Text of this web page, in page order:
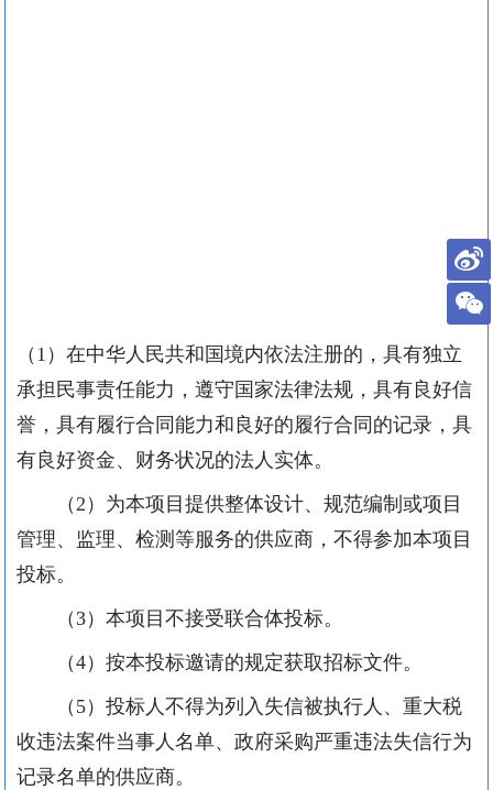
（ 1 ）在中华人民共和国境内依法注册的，具有独立
承担民事责任能力，遵守国家法律法规，具有良好信
誉，具有履行合同能力和良好的履行合同的记录，具
有良好资金、财务状况的法人实体。
（2 ）为本项目提供整体设计、规范编制或项目
管理、监理、检测等服务的供应商，不得参加本项目
投标。
（3）本项目不接受联合体投标。
（4）按本投标邀请的规定获取招标文件。
（ 5）投标人不得为列入失信被执行人、重大税
收违法案件当事人名单、政府采购严重违法失信行为
记录名单的供应商。